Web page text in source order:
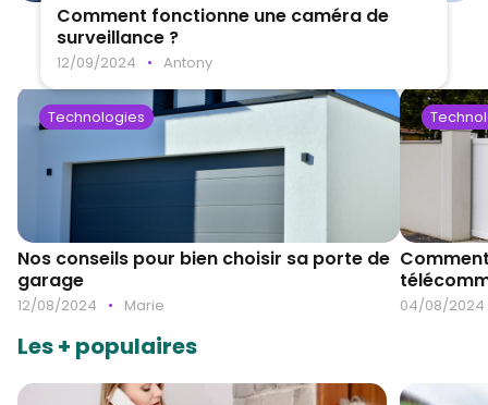
Comment fonctionne une caméra de
surveillance ?
12/09/2024 • Antony
Technologies
Nos conseils pour bien choisir sa porte de
garage
12/08/2024 • Marie 04/08/2024
Les + populaires